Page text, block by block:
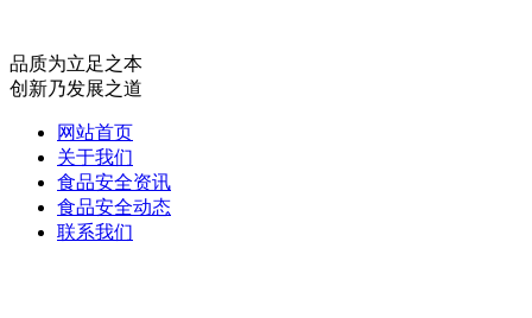
品质为立足之本
创新乃发展之道
网站首页
关于我们
食品安全资讯
食品安全动态
联系我们